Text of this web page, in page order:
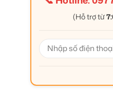
(Hỗ trợ từ